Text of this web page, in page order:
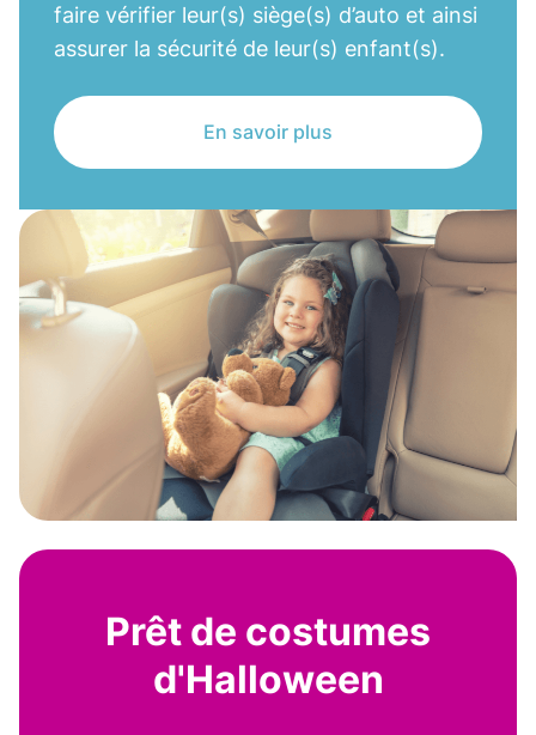
faire vérifier leur(s) siège(s) d’auto et ainsi
assurer la sécurité de leur(s) enfant(s).
En savoir plus
Prêt de costumes
d'Halloween